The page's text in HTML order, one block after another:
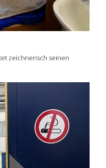
zeichnerisch seinen